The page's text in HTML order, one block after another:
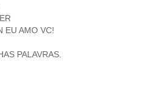
EU AMO VC!
PALAVRAS.